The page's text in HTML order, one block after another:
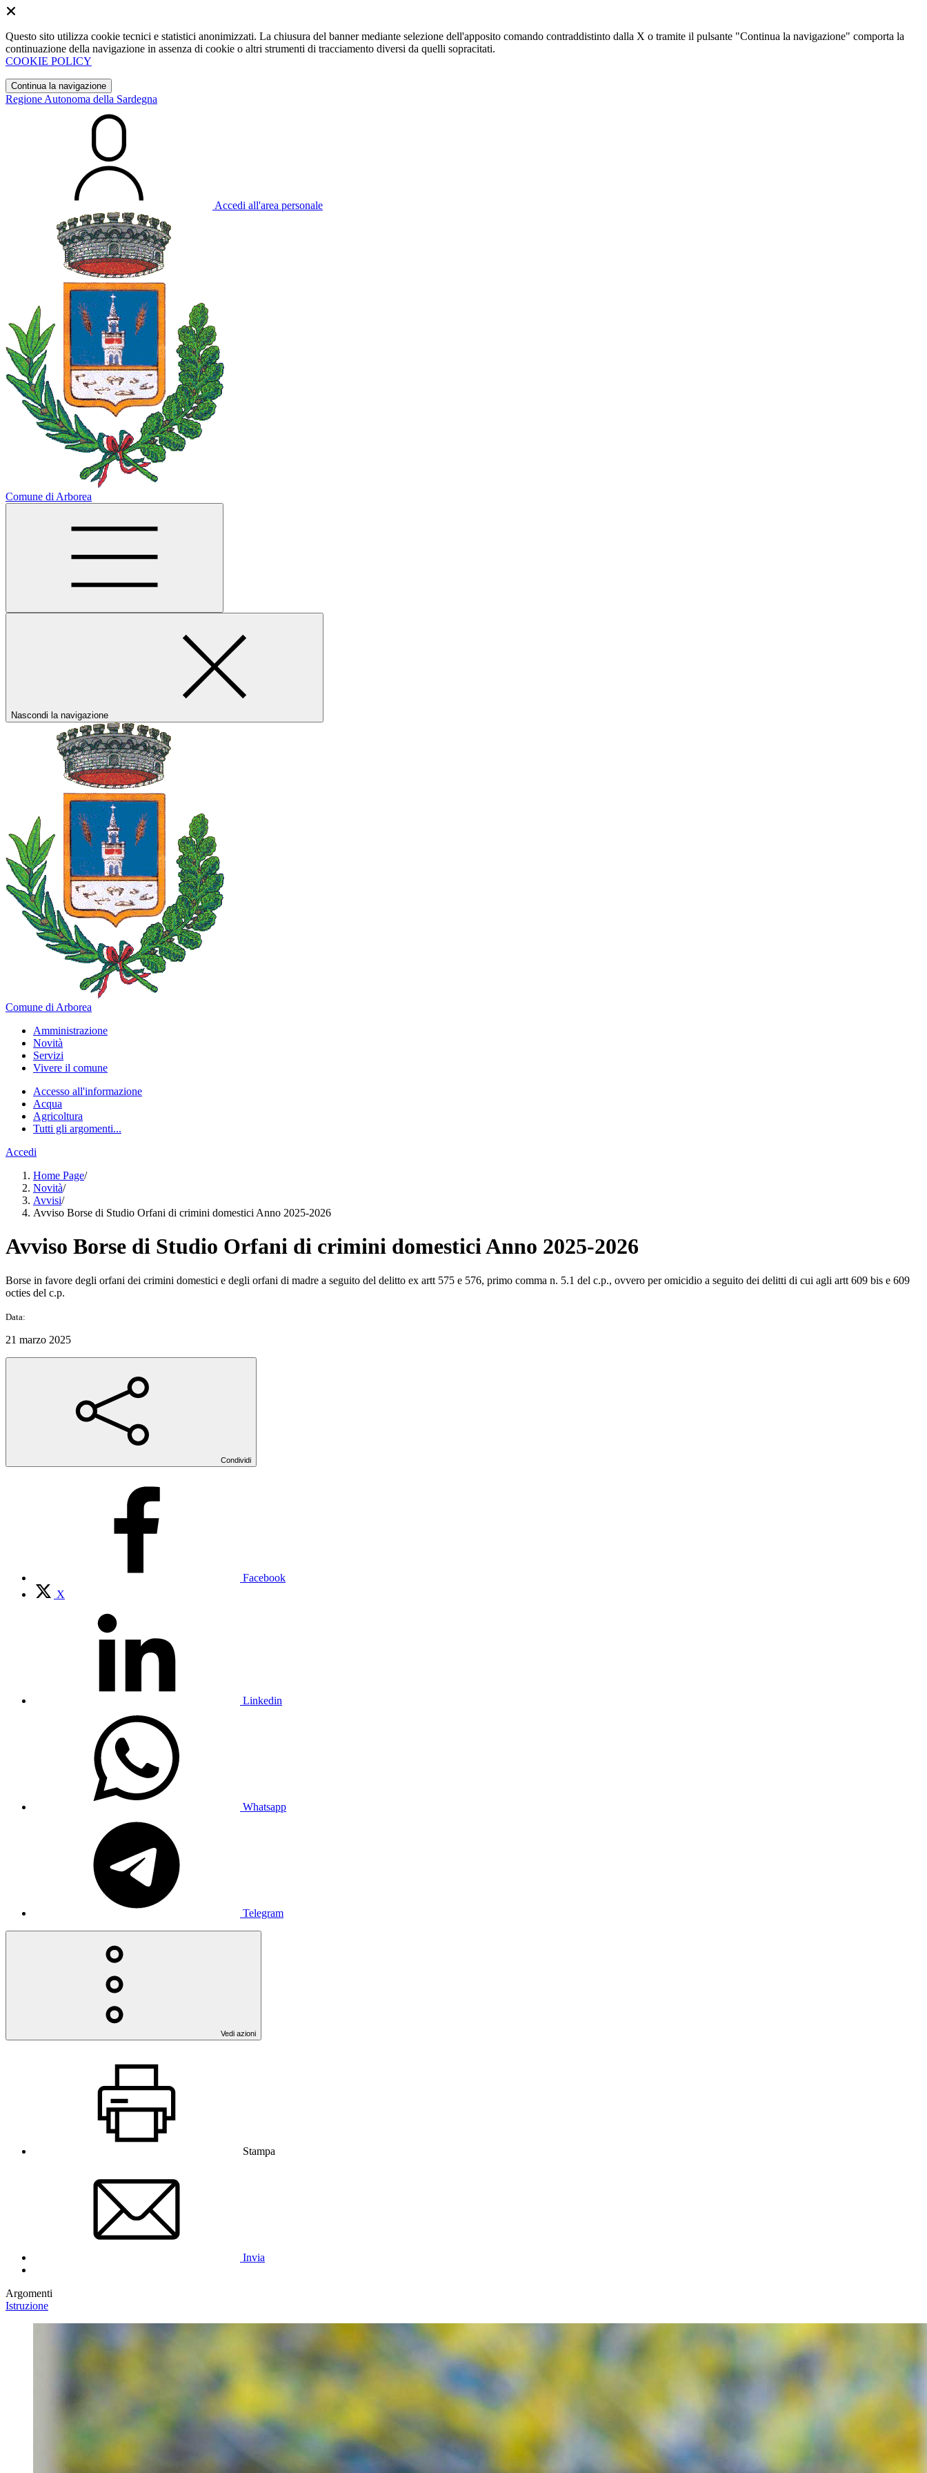
Questo sito utilizza cookie tecnici e statistici anonimizzati. La chiusura del banner mediante selezione dell'apposito comando contraddistinto dalla X o tramite il pulsante "Continua la navigazione" comporta la
continuazione della navigazione in assenza di cookie o altri strumenti di tracciamento diversi da quelli sopracitati.
COOKIE POLICY
Continua la navigazione
Regione Autonoma della Sardegna
Accedi all'area personale
Comune di Arborea
Nascondi la navigazione
Comune di Arborea
Amministrazione
Novità
Servizi
Vivere il comune
Accesso all'informazione
Acqua
Agricoltura
Tutti gli argomenti...
Accedi
Home Page/
Novità/
Avvisi/
Avviso Borse di Studio Orfani di crimini domestici Anno 2025-2026
Avviso Borse di Studio Orfani di crimini domestici Anno 2025-2026
Borse in favore degli orfani dei crimini domestici e degli orfani di madre a seguito del delitto ex artt 575 e 576, primo comma n. 5.1 del c.p., ovvero per omicidio a seguito dei delitti di cui agli artt 609 bis e 609
octies del c.p.
Data:
21 marzo 2025
Condividi
Facebook
X
Linkedin
Whatsapp
Telegram
Vedi azioni
Stampa
Invia
Argomenti
Istruzione